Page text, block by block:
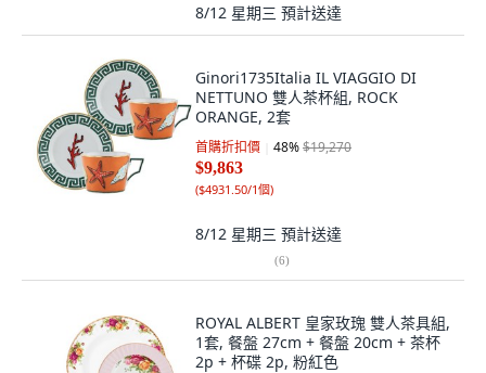
8/12 星期三 預計送達
Ginori1735Italia IL VIAGGIO DI
NETTUNO 雙人茶杯組, ROCK
ORANGE, 2套
首購折扣價 48%$19,270
$9,863
($4931.50/1個)
8/12 星期三 預計送達
(6)
ROYAL ALBERT 皇家玫瑰 雙人茶具組,
1套, 餐盤 27cm + 餐盤 20cm + 茶杯
2p + 杯碟 2p, 粉紅色